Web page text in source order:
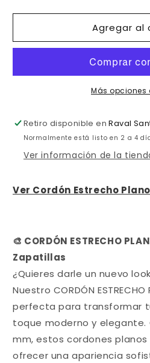
para
ESTRECHOS
75cm
para
CORDONES
ESTRECHOS
45cm
75cm
90cm
Agregar al
Más opciones
Retiro disponible enRaval
Normalmente está listo en 2 a 4
Ver información de la
Ver Cordón Estrecho
🎨 CORDÓN ESTRECHO
Zapatillas
¿Quieres darle un nuevo
Nuestro CORDÓN
perfecta para transformar
toque moderno y elegante.
mm, estos cordones
ofrecer una apariencia